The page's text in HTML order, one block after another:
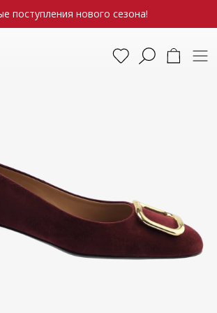
поступления нового сезона!